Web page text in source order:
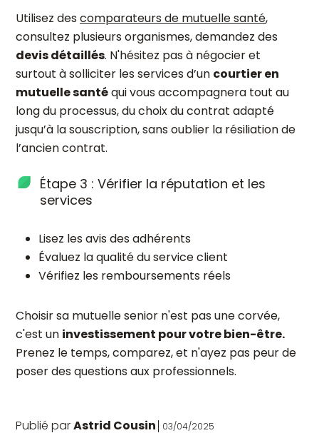
Utilisez descomparateurs de mutuelle santé,
consultez plusieurs organismes, demandez des
devis détaillés. N'hésitez pas à négocier et
surtout à solliciter les services d’un courtier en
mutuelle santéqui vous accompagnera tout au
long du processus, du choix du contrat adapté
jusqu’à la souscription, sans oublier la résiliation de
l’ancien contrat.
Étape 3 : Vérifier la réputation et les
services
Lisez les avis des adhérents
Évaluez la qualité du service client
Vérifiez les remboursements réels
Choisir sa mutuelle senior n'est pas une corvée,
c'est un investissement pour votre bien-être.
Prenez le temps, comparez, et n'ayez pas peur de
poser des questions aux professionnels.
Publié parAstrid Cousin 03/04/2025